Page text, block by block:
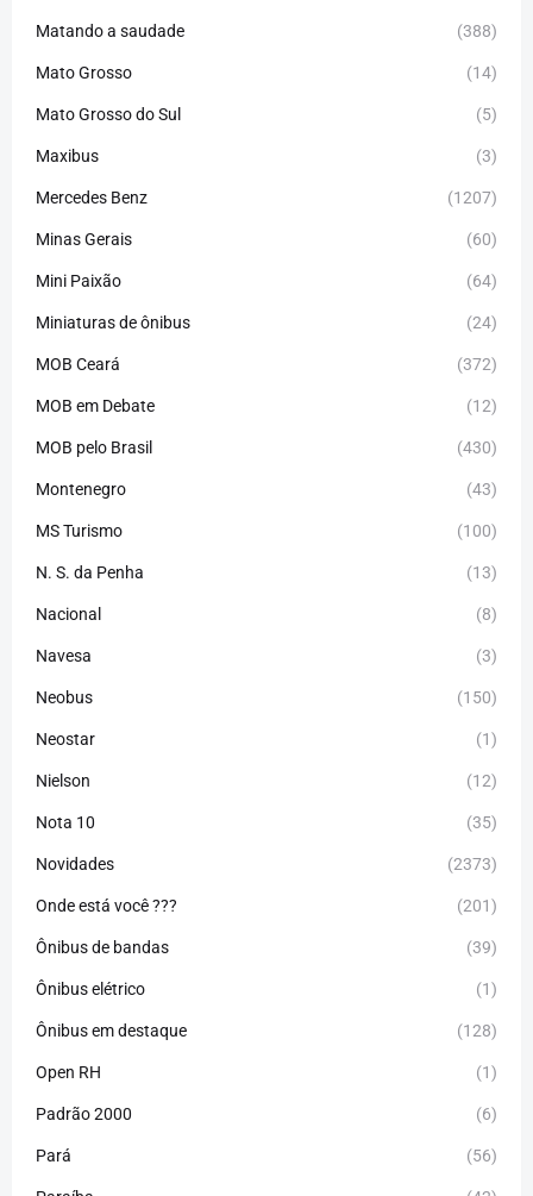
Matando a saudade (388)
Mato Grosso (14)
Mato Grosso do Sul (5)
Maxibus (3)
Mercedes Benz (1207)
Minas Gerais (60)
Mini Paixão (64)
Miniaturas de ônibus (24)
MOB Ceará (372)
MOB em Debate (12)
MOB pelo Brasil (430)
Montenegro (43)
MS Turismo (100)
N. S. da Penha (13)
Nacional (8)
Navesa (3)
Neobus (150)
Neostar (1)
Nielson (12)
Nota 10 (35)
Novidades (2373)
Onde está você ??? (201)
Ônibus de bandas (39)
Ônibus elétrico (1)
Ônibus em destaque (128)
Open RH (1)
Padrão 2000 (6)
Pará (56)